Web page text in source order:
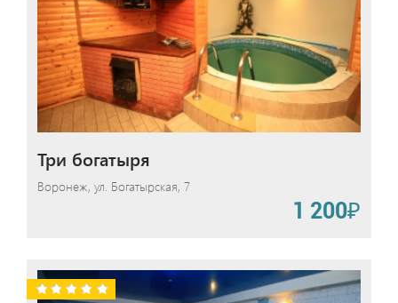
Три богатыря
Воронеж, ул. Богатырская, 7
1 200₽